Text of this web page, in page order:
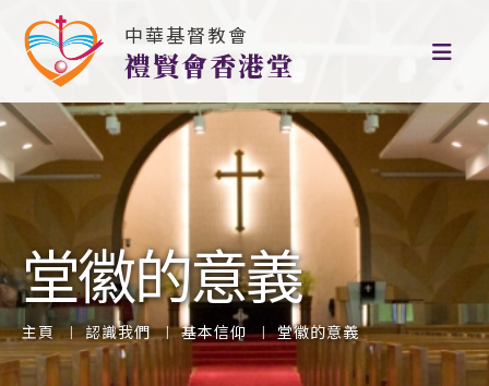
中華基督教會
禮賢會香港堂
堂徽的意義
主頁 認識我們 基本信仰 堂徽的意義